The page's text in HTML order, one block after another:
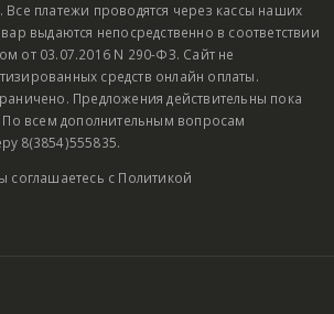
платежи проводятся через кассы наших
выдаются непосредственно в соответствии
от 03.07.2016 N 290-ФЗ. Сайт не
средств онлайн оплаты.
Предложения действительны пока
По всем дополнительным вопросам
8(3854)555835.
соглашаетесь с Политикой